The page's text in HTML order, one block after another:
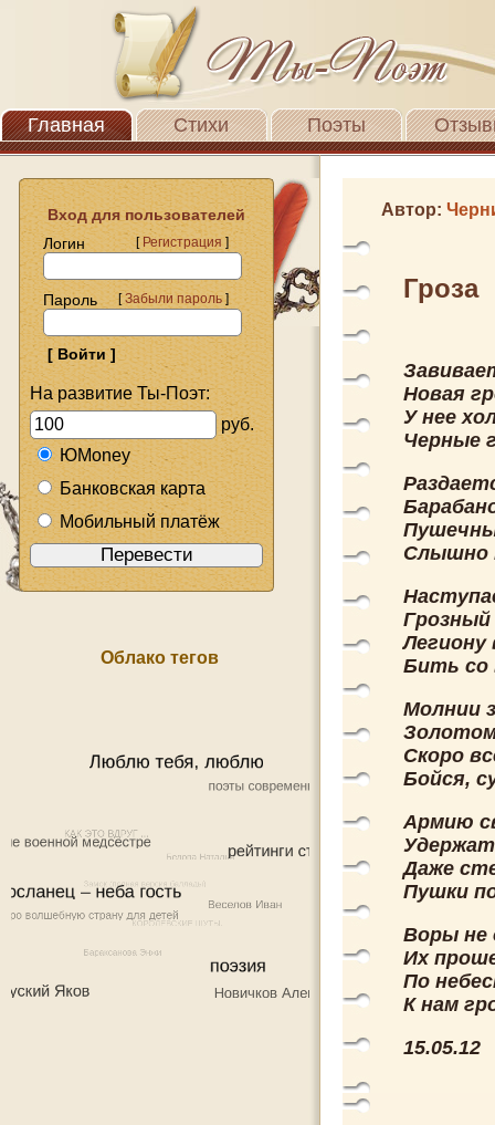
Главная Стихи Поэты
Вход для пользователей
Логин
[Регистрация]
Пароль [Забыли пароль]
На развитие Ты-Поэт:
руб.
ЮMoney
Банковская карта
Мобильный платёж
Облако тегов
Автор:
Гроза
Новая
У нее
Черные
Слышно
Грозный
Легиону
Бить со
Молнии
Скоро
Бойся,
Армию
Даже
Пушки
Воры не
Их
По
К нам
15.05.12